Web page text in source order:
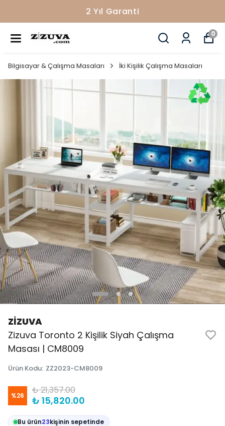
2 Yıl Garanti
0
Bilgisayar & Çalışma Masaları İki Kişilik Çalışma Masaları
ZİZUVA
Zizuva Toronto 2 Kişilik Siyah Çalışma
Masası | CM8009
Ürün Kodu: ZZ2023-CM8009
%26 ₺ 21,357.00
₺ 15,820.00
Bu ürün23kişinin sepetinde